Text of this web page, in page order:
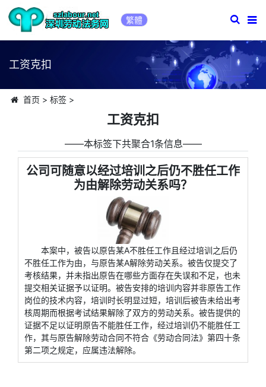
繁體
工资克扣
首页 > 标签>
工资克扣
――本标签下共聚合1条信息――
公司可随意以经过培训之后仍不胜任工作
为由解除劳动关系吗？
本案中，被告以原告某A不胜任工作且经过培训之后仍
不胜任工作为由，与原告某A解除劳动关系。被告仅提交了
考核结果，并未指出原告在哪些方面存在失误和不足，也未
提交相关证据予以证明。被告安排的培训内容并非原告工作
岗位的技术内容，培训时长明显过短，培训后被告未给出考
核周期而根据考试结果解除了双方的劳动关系。被告提供的
证据不足以证明原告不能胜任工作，经过培训仍不能胜任工
作，其与原告解除劳动合同不符合《劳动合同法》第四十条
第二项之规定，应属违法解除。